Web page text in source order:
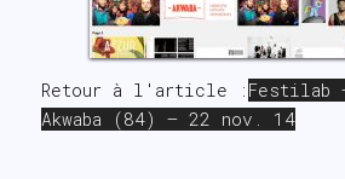
Retour à l'article : Festilab
Akwaba (84) – 22 nov. 14